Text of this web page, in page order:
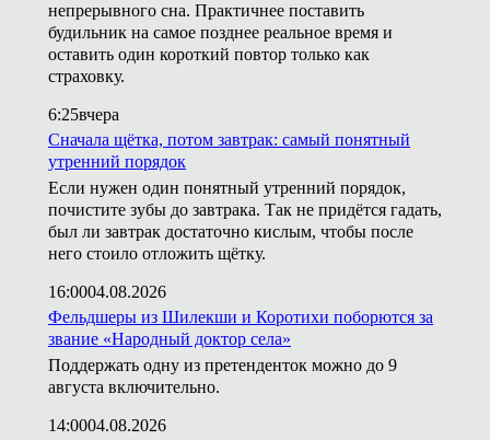
непрерывного сна. Практичнее поставить
будильник на самое позднее реальное время и
оставить один короткий повтор только как
страховку.
6:25вчера
Сначала щётка, потом завтрак: самый понятный
утренний порядок
Если нужен один понятный утренний порядок,
почистите зубы до завтрака. Так не придётся гадать,
был ли завтрак достаточно кислым, чтобы после
него стоило отложить щётку.
16:0004.08.2026
Фельдшеры из Шилекши и Коротихи поборются за
звание «Народный доктор села»
Поддержать одну из претенденток можно до 9
августа включительно.
14:0004.08.2026